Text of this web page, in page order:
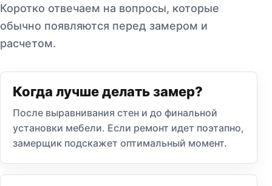
Коротко отвечаем на вопросы, которые
обычно появляются перед замером и
расчетом.
Когда лучше делать замер?
После выравнивания стен и до финальной
установки мебели. Если ремонт идет поэтапно,
замерщик подскажет оптимальный момент.